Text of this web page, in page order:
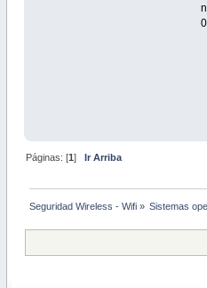
Páginas: [1] Ir Arriba
Seguridad Wireless - Wifi» Sistemas